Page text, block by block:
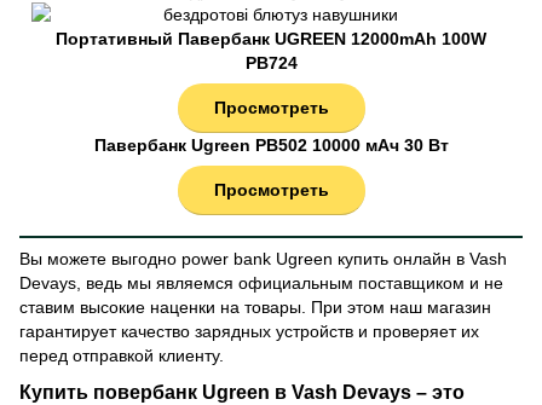
Портативный Павербанк UGREEN 12000mAh 100W
PB724
Просмотреть
Павербанк Ugreen PB502 10000 мАч 30 Вт
Просмотреть
Вы можете выгодно power bank Ugreen купить онлайн в Vash
Devays, ведь мы являемся официальным поставщиком и не
ставим высокие наценки на товары. При этом наш магазин
гарантирует качество зарядных устройств и проверяет их
перед отправкой клиенту.
Купить повербанк Ugreen в Vash Devays – это